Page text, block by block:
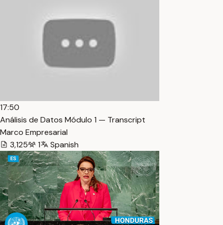
17:50
Análisis de Datos Módulo 1 — Transcript
Marco Empresarial
3,125
1 Spanish